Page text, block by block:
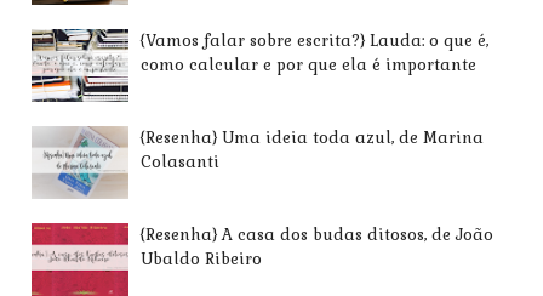
{Vamos falar sobre escrita?} Lauda: o que é,
como calcular e por que ela é importante
{Resenha} Uma ideia toda azul, de Marina
Colasanti
{Resenha} A casa dos budas ditosos, de João
Ubaldo Ribeiro